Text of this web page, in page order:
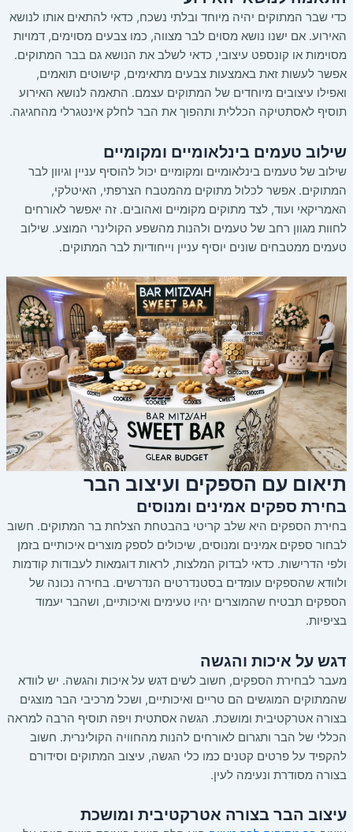
כדי שבר המתוקים יהיה מיוחד ובלתי נשכח, כדאי להתאים אותו לנושא
האירוע. אם ישנו נושא מסוים לבר מצווה, כמו צבעים מסוימים, דמויות
מסוימות או קונספט עיצובי, כדאי לשלב את הנושא גם בבר המתוקים.
אפשר לעשות זאת באמצעות צבעים מתאימים, קישוטים תואמים,
ואפילו עיצובים מיוחדים של המתוקים עצמם. התאמה לנושא האירוע
תוסיף לאסתטיקה הכללית ותהפוך את הבר לחלק אינטגרלי מהחגיגה.
שילוב טעמים בינלאומיים ומקומיים
שילוב של טעמים בינלאומיים ומקומיים יכול להוסיף עניין וגיוון לבר
המתוקים. אפשר לכלול מתוקים מהמטבח הצרפתי, האיטלקי,
האמריקאי ועוד, לצד מתוקים מקומיים ואהובים. זה יאפשר לאורחים
לחוות מגוון רחב של טעמים ולהנות מהשפע הקולינרי המוצע. שילוב
טעמים ממטבחים שונים יוסיף עניין וייחודיות לבר המתוקים.
תיאום עם הספקים ועיצוב הבר
בחירת ספקים אמינים ומנוסים
בחירת הספקים היא שלב קריטי בהבטחת הצלחת בר המתוקים. חשוב
לבחור ספקים אמינים ומנוסים, שיכולים לספק מוצרים איכותיים בזמן
ולפי הדרישות. כדאי לבדוק המלצות, לראות דוגמאות לעבודות קודמות
ולוודא שהספקים עומדים בסטנדרטים הנדרשים. בחירה נכונה של
הספקים תבטיח שהמוצרים יהיו טעימים ואיכותיים, ושהבר יעמוד
בציפיות.
דגש על איכות והגשה
מעבר לבחירת הספקים, חשוב לשים דגש על איכות והגשה. יש לוודא
שהמתוקים המוגשים הם טריים ואיכותיים, ושכל מרכיבי הבר מוצגים
בצורה אטרקטיבית ומושכת. הגשה אסתטית ויפה תוסיף הרבה למראה
הכללי של הבר ותגרום לאורחים להנות מהחוויה הקולינרית. חשוב
להקפיד על פרטים קטנים כמו כלי הגשה, עיצוב המתוקים וסידורם
בצורה מסודרת ונעימה לעין.
עיצוב הבר בצורה אטרקטיבית ומושכת